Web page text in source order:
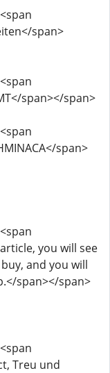
span>
span></span>
span>
you will see
and you will
span></span>
Treu und